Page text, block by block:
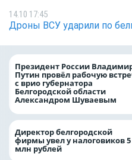
14.10 17:45
Дроны ВСУ ударили по
Президент России
Путин провёл рабочую
с врио губернатора
Белгородской области
Александром Шуваевым
Директор белгородской
фирмы увел у налоговиков 5
млн рублей